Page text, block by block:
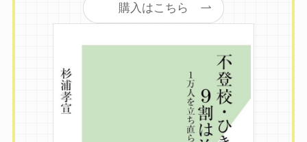
購入はこちら